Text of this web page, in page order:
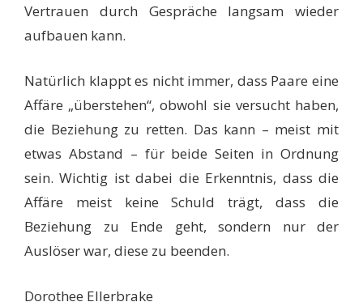
Vertrauen durch Gespräche langsam wieder
aufbauen kann.
Natürlich klappt es nicht immer, dass Paare eine
Affäre „überstehen“, obwohl sie versucht haben,
die Beziehung zu retten. Das kann – meist mit
etwas Abstand – für beide Seiten in Ordnung
sein. Wichtig ist dabei die Erkenntnis, dass die
Affäre meist keine Schuld trägt, dass die
Beziehung zu Ende geht, sondern nur der
Auslöser war, diese zu beenden.
Dorothee Ellerbrake